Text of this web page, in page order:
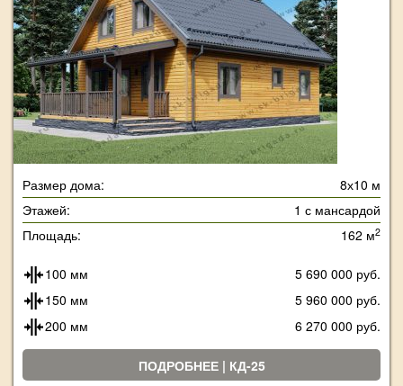
Размер дома:
8х10 м
Этажей:
1 с мансардой
Площадь:
162 м2
100 мм
5 690 000 руб.
150 мм
5 960 000 руб.
200 мм
6 270 000 руб.
ПОДРОБНЕЕ | КД-25